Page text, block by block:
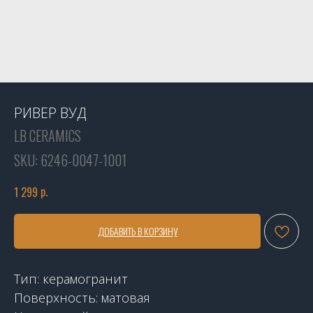
РИВЕР ВУД
LB CERAMICS
SKU: 6246-0047-1001
1 299 р.
ДОБАВИТЬ В КОРЗИНУ
Тип: керамогранит
Поверхность: матовая